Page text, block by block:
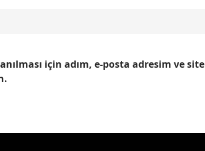
için adım, e-posta adresim ve site